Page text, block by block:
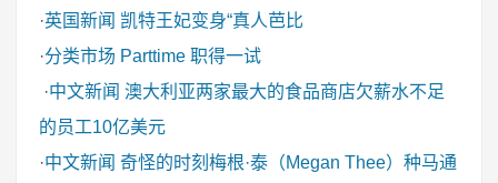
·英国新闻 凯特王妃变身“真人芭比
·分类市场 Parttime 职得一试
·中文新闻 澳大利亚两家最大的食品商店欠薪水不足
的员工10亿美元
·中文新闻 奇怪的时刻梅根·泰（Megan Thee）种马通